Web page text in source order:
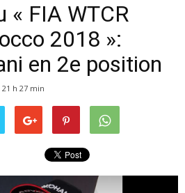
« FIA WTCR
2018 »:
en 2e position
h 27 min